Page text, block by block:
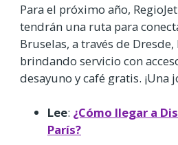
Para el próximo año,
tendrán una ruta para
Bruselas, a través de
brindando servicio con
desayuno y café gratis. ¡Una
Lee: ¿Cómo llegar a
París?